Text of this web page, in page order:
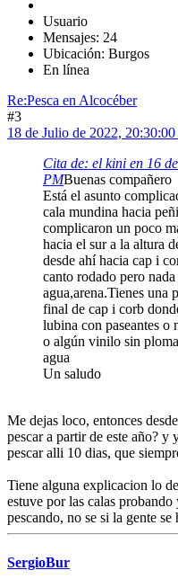
Usuario
Mensajes: 24
Ubicación: Burgos
En línea
Re:Pesca en Alcocéber
#3
18 de Julio de 2022,
Cita de: el kini en 16
PMBuenas compañero
Está el asunto
cala mundina hacia
complicaron un poco
hacia el sur a la altura
desde ahí hacia cap i
canto rodado pero nada
agua,arena.Tienes una
final de cap i corb
lubina con paseantes
o algún vinilo sin
agua
Un saludo
Me dejas loco, entonces
pescar a partir de este año? y
pescar alli 10 dias, que
Tiene alguna explicacion lo
estuve por las calas probando
pescando, no se si la gente se
SergioBur